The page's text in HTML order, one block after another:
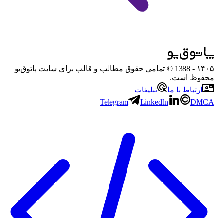
۱۴۰۵
- 1388 © تمامی حقوق مطالب و قالب برای سایت پاتوق‌یو
محفوظ است.
ارتباط با ما
تبلیغات
Telegram
LinkedIn DMCA